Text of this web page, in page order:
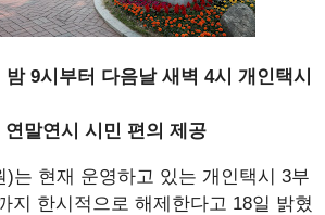
9시부터 다음날 새벽 4시 개인택시
말연시 시민 편의 제공
)는 현재 운영하고 있는 개인택시 3부
지 한시적으로 해제한다고 18일 밝혔